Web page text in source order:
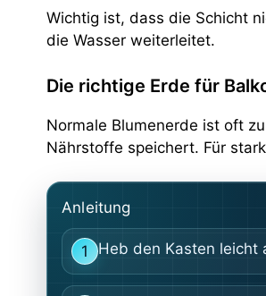
Wichtig ist, dass die Schicht
die Wasser weiterleitet.
Die richtige Erde für
Normale Blumenerde ist oft
Nährstoffe speichert. Für
Anleitung
1 Heb den Kasten leicht